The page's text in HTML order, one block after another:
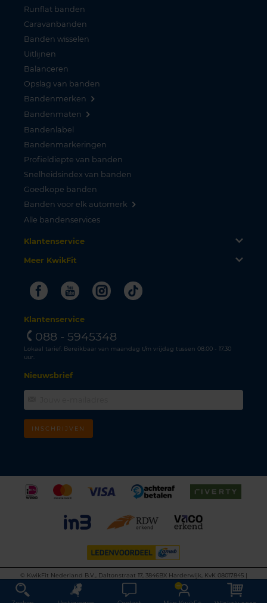
Runflat banden
Caravanbanden
Banden wisselen
Uitlijnen
Balanceren
Opslag van banden
Bandenmerken
Bandenmaten
Bandenlabel
Bandenmarkeringen
Profieldiepte van banden
Snelheidsindex van banden
Goedkope banden
Banden voor elk automerk
Alle bandenservices
Klantenservice
Meer KwikFit
FacebookYoutubeInstagram
Tiktok
Klantenservice
088 - 5945348
Lokaal tarief. Bereikbaar van maandag t/m vrijdag tussen 08.00 - 17.30
uur.
Nieuwsbrief
INSCHRIJVEN
©
KwikFit Nederland B.V., Daltonstraat 17, 3846BX Harderwijk, KvK 08017845 |
Algemene voorwaarden
Privacyverklaring Cookiebeleid
Disclaimer
This site is protected by reCAPTCHA and the Google
Privacy Policy
Terms of
Service apply.